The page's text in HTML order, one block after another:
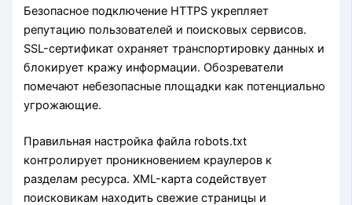
Безопасное подключение HTTPS укрепляет
репутацию пользователей и поисковых сервисов.
SSL-сертификат охраняет транспортировку данных и
блокирует кражу информации. Обозреватели
помечают небезопасные площадки как потенциально
угрожающие.
Правильная настройка файла robots.txt
контролирует проникновением краулеров к
разделам ресурса. XML-карта содействует
поисковикам находить свежие страницы и